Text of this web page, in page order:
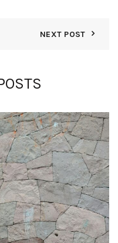
NEXT POST